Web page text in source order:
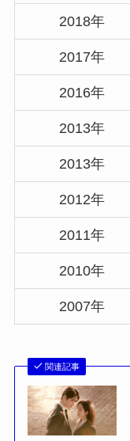
2018年
2017年
2016年
2013年
2013年
2012年
2011年
2010年
2007年
関連記事